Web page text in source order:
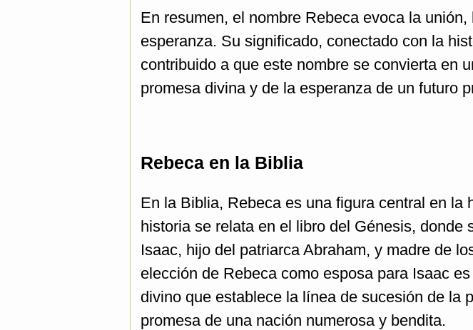
En resumen, el nombre Rebeca evoca la
esperanza. Su significado, conectado con la
contribuido a que este nombre se convierta en
promesa divina y de la esperanza de un futuro
Rebeca en la Biblia
En la Biblia, Rebeca es una figura central en la
historia se relata en el libro del Génesis, donde
Isaac, hijo del patriarca Abraham, y madre de
elección de Rebeca como esposa para Isaac
divino que establece la línea de sucesión de la
promesa de una nación numerosa y bendita.